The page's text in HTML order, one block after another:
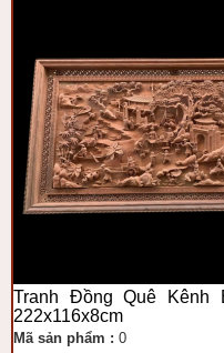
Tranh Đồng Quê
222x116x8cm
Mã sản phẩm : 0